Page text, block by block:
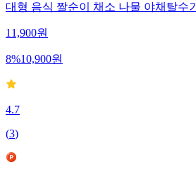
대형 음식 짤순이 채소 나물 야채탈수
11,900원
8%10,900원
4.7
(3)